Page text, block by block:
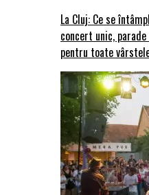
La Cluj: Ce se
concert unic,
pentru toate